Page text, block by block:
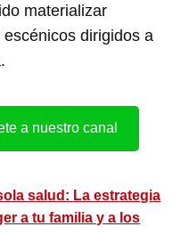
materializar
dirigidos a
a nuestro canal
salud: La estrategia
a tu familia y a los